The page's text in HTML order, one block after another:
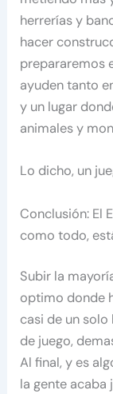
herrerías y
hacer
prepararemos
ayuden tanto
y un lugar
animales y
Lo dicho, un
Conclusión: El
como todo,
Subir la
optimo donde
casi de un
de juego,
Al final, y es
la gente acaba